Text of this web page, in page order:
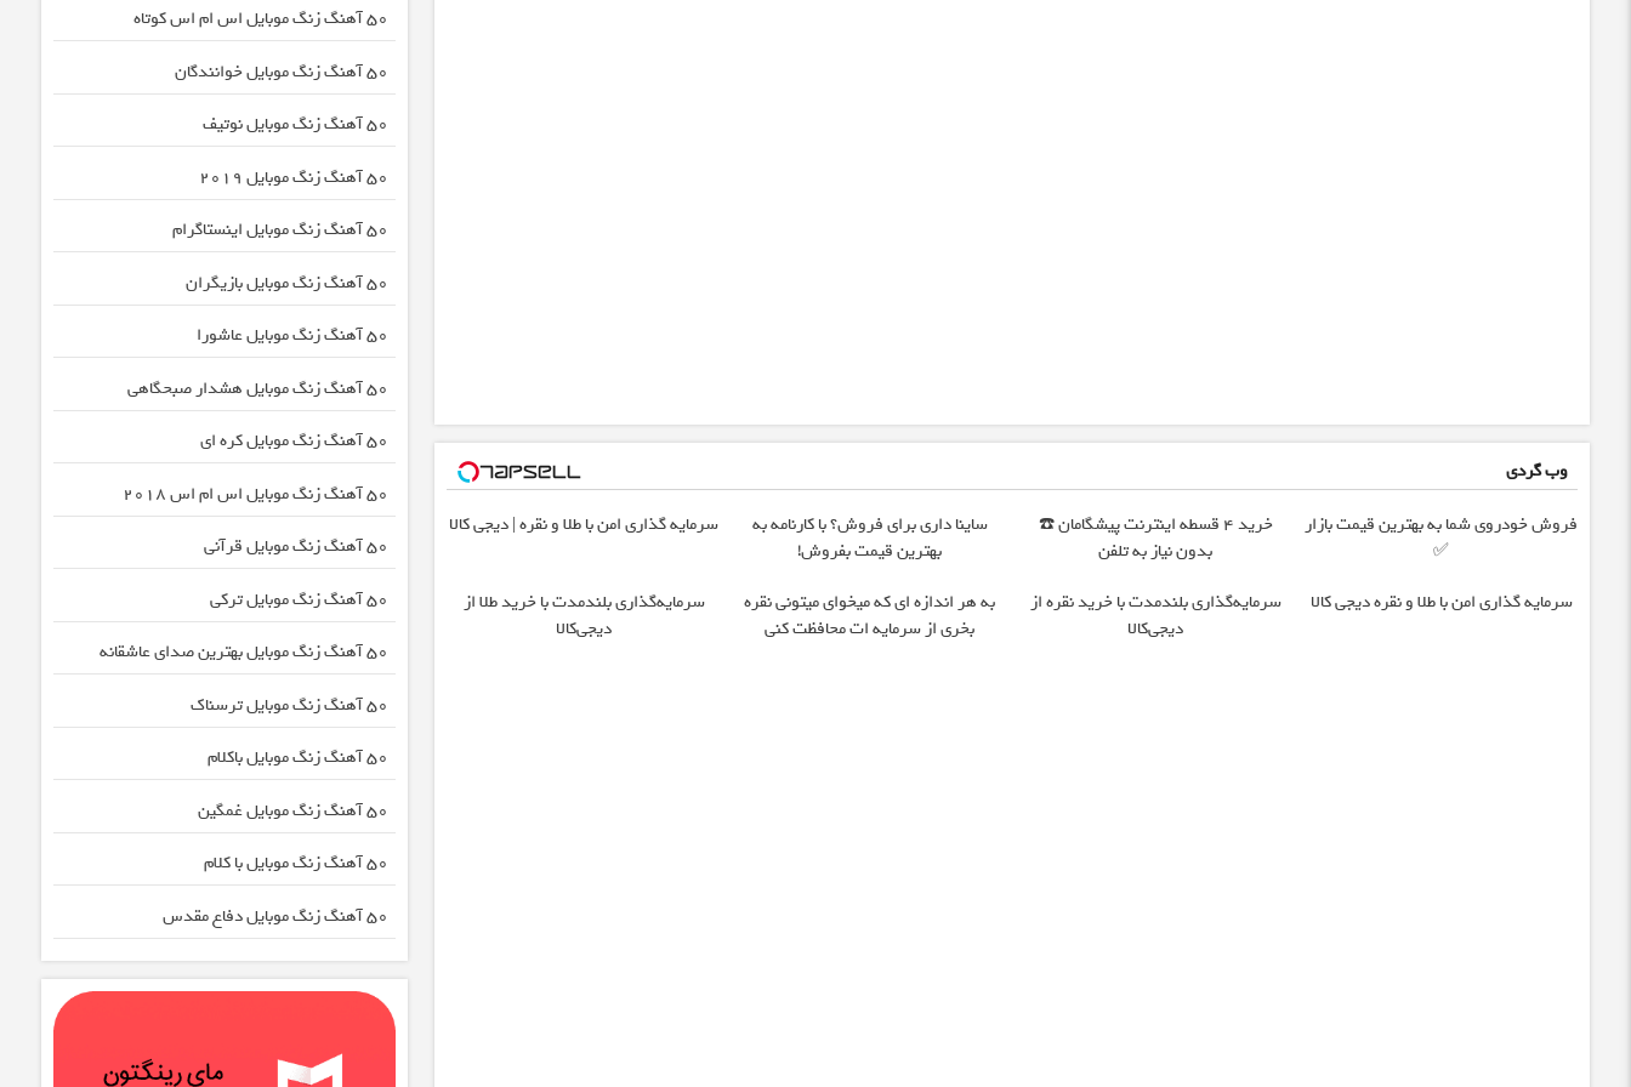
وب گردی
فروش خودروی شما به بهترین قیمت بازار
✅
خرید 4 قسطه اینترنت پیشگامان ☎️
بدون نیاز به تلفن
ساینا داری برای فروش؟ با کارنامه به
بهترین قیمت بفروش!
سرمایه گذاری امن با طلا و نقره | دیجی کالا
سرمایه گذاری امن با طلا و نقره دیجی کالا
سرمایه‌گذاری بلندمدت با خرید نقره از
دیجی‌کالا
به هر اندازه ای که میخوای میتونی نقره
بخری از سرمایه ات محافظت کنی
سرمایه‌گذاری بلندمدت با خرید طلا از
دیجی‌کالا
50 آهنگ زنگ موبایل اس ام اس کوتاه
50 آهنگ زنگ موبایل خوانندگان
50 آهنگ زنگ موبایل نوتیف
50 آهنگ زنگ موبایل 2019
50 آهنگ زنگ موبایل اینستاگرام
50 آهنگ زنگ موبایل بازیگران
50 آهنگ زنگ موبایل عاشورا
50 آهنگ زنگ موبایل هشدار صبحگاهی
50 آهنگ زنگ موبایل کره ای
50 آهنگ زنگ موبایل اس ام اس 2018
50 آهنگ زنگ موبایل قرآنی
50 آهنگ زنگ موبایل ترکی
50 آهنگ زنگ موبایل بهترین صدای عاشقانه
50 آهنگ زنگ موبایل ترسناک
50 آهنگ زنگ موبایل باکلام
50 آهنگ زنگ موبایل غمگین
50 آهنگ زنگ موبایل با کلام
50 آهنگ زنگ موبایل دفاع مقدس